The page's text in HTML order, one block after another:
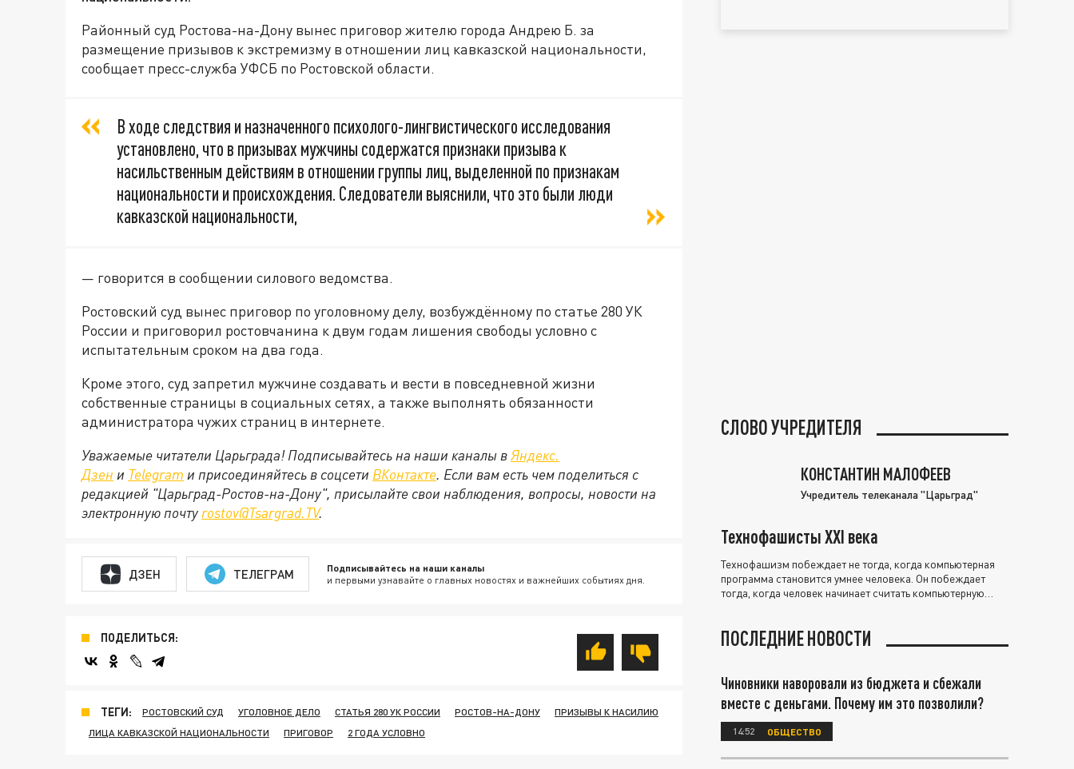
Районный суд Ростова-на-Дону вынес приговор жителю города Андрею Б. за
размещение призывов к экстремизму в отношении лиц кавказской национальности,
сообщает пресс-служба УФСБ по Ростовской области.
В ходе следствия и назначенного психолого-лингвистического исследования
установлено, что в призывах мужчины содержатся признаки призыва к
насильственным действиям в отношении группы лиц, выделенной по признакам
национальности и происхождения. Следователи выяснили, что это были люди
кавказской национальности,
— говорится в сообщении силового ведомства.
Ростовский суд вынес приговор по уголовному делу, возбуждённому по статье 280 УК
России и приговорил ростовчанина к двум годам лишения свободы условно с
испытательным сроком на два года.
Кроме этого, суд запретил мужчине создавать и вести в повседневной жизни
собственные страницы в социальных сетях, а также выполнять обязанности
администратора чужих страниц в интернете.
Уважаемые читатели Царьграда! Подписывайтесь на наши каналы вЯндекс.
Дзен и Telegram и присоединяйтесь в соцсети ВКонтакте. Если вам есть чем поделиться с
редакцией "Царьград-Ростов-на-Дону", присылайте свои наблюдения, вопросы, новости на
электронную почту rostov@Tsargrad.ТV.
ДЗЕН ТЕЛЕГРАМ Подписывайтесь на наши каналы
и первыми узнавайте о главных новостях и важнейших событиях дня.
ПОДЕЛИТЬСЯ:
ТЕГИ: РОСТОВСКИЙ СУД УГОЛОВНОЕ ДЕЛО СТАТЬЯ 280 УК РОССИИ РОСТОВ-НА-ДОНУ
ПРИЗЫВЫ К НАСИЛИЮ
ЛИЦА КАВКАЗСКОЙ НАЦИОНАЛЬНОСТИ
ПРИГОВОР 2 ГОДА УСЛОВНО
СЛОВО УЧРЕДИТЕЛЯ
КОНСТАНТИН МАЛОФЕЕВ
Учредитель телеканала "Царьград"
Технофашисты XXI века
Технофашизм побеждает не тогда, когда компьютерная
программа становится умнее человека. Он побеждает
тогда, когда человек начинает считать компьютерную
ПОСЛЕДНИЕ НОВОСТИ
Чиновники наворовали из бюджета и сбежали
вместе с деньгами. Почему им это позволили?
14:52 ОБЩЕСТВО